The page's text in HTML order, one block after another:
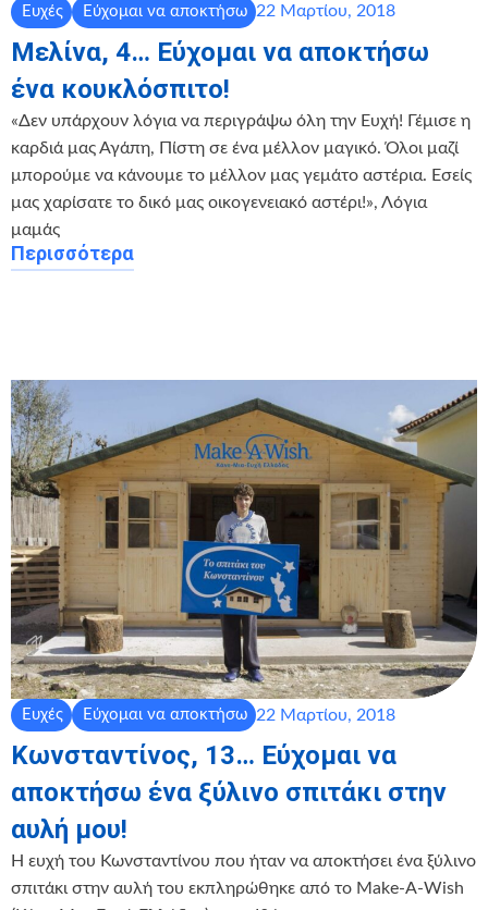
Ευχές Εύχομαι να αποκτήσω 22 Μαρτίου, 2018
Μελίνα, 4… Εύχομαι να αποκτήσω
ένα κουκλόσπιτο!
«Δεν υπάρχουν λόγια να περιγράψω όλη την Ευχή! Γέμισε η
καρδιά μας Αγάπη, Πίστη σε ένα μέλλον μαγικό. Όλοι μαζί
μπορούμε να κάνουμε το μέλλον μας γεμάτο αστέρια. Εσείς
μας χαρίσατε το δικό μας οικογενειακό αστέρι!», Λόγια
μαμάς
Περισσότερα
Ευχές Εύχομαι να αποκτήσω 22 Μαρτίου, 2018
Κωνσταντίνος, 13… Εύχομαι να
αποκτήσω ένα ξύλινο σπιτάκι στην
αυλή μου!
Η ευχή του Κωνσταντίνου που ήταν να αποκτήσει ένα ξύλινο
σπιτάκι στην αυλή του εκπληρώθηκε από το Μake-A-Wish